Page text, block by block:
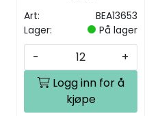
Art:
BEA13653
Lager:
På lager
-
+
Logg inn for å
kjøpe